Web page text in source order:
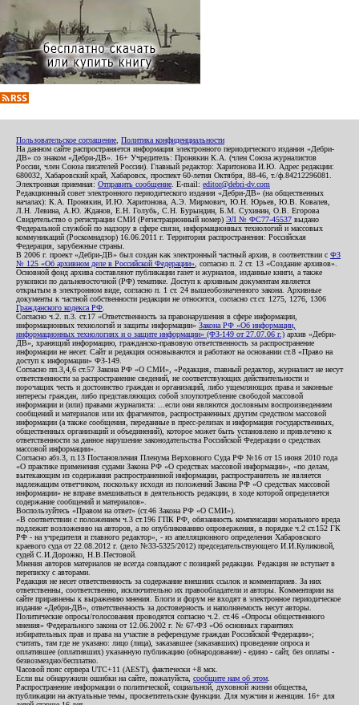
Пользовательское соглашение Политика конфиденциальности
На данном сайте распространяется информация электронного периодического издания «Дебри-
ДВ» со знаком «Дебри-ДВ». 16+ Учредитель: Пронякин К.А. (член Союза журналистов
России, член Союза писателей России). Главный редактор: Харитонова И.Ю. Адрес редакции:
680032, Хабаровский край, Хабаровск, проспект 60-летия Октября, 88-46, т./ф.84212296081.
Электронная приемная: Отправить сообщение . E-mail: editor@debri-dv.com
Редакционный совет электронного периодического издания «Дебри-ДВ» (на общественных
началах): К.А. Пронякин, И.Ю. Харитонова, А.Э. Мирмович, Ю.Н. Юрьев, Ю.В. Ковалев,
Л.Н. Левина, А.Ю. Жданов, Е.Н. Голубь, С.Н. Бурындин, Б.М. Сухинин, О.В. Егорова
Свидетельство о регистрации СМИ (Регистрационный номер) ЭЛ № ФС77-45537 выдано
Федеральной службой по надзору в сфере связи, информационных технологий и массовых
коммуникаций (Роскомнадзор) 16.06.2011 г. Территория распространения: Российская
Федерация, зарубежные страны.
В 2006 г. проект «Дебри-ДВ» был создан как электронный частный архив, в соответствии с ФЗ
№ 125 «Об архивном деле в Российской Федерации» , согласно п. 2 ст. 13 «Создание архивов».
Основной фонд архива составляют публикации газет и журналов, изданные книги, а также
рукописи по дальневосточной (РФ) тематике. Доступ к архивным документам является
открытым в электронном виде, согласно п. 1 ст. 24 вышеобозначенного закона. Архивные
документы к частной собственности редакции не относятся, согласно ст.ст. 1275, 1276, 1306
Гражданского кодекса РФ
Согласно ч.2. п.3. ст.17 «Ответственность за правонарушения в сфере информации,
информационных технологий и защиты информации» Закона РФ «Об информации,
информационных технологиях и о защите информации» (ФЗ-149 от 27.07.06 г.) архив «Дебри-
ДВ», хранящий информацию, гражданско-правовую ответственность за распространение
информации не несет. Сайт и редакция основываются и работают на основании ст.8 «Право на
доступ к информации» ФЗ-149.
Согласно пп.3,4,6 ст.57 Закона РФ «О СМИ», «Редакция, главный редактор, журналист не несут
ответственности за распространение сведений, не соответствующих действительности и
порочащих честь и достоинство граждан и организаций, либо ущемляющих права и законные
интересы граждан, либо представляющих собой злоупотребление свободой массовой
информации и (или) правами журналиста: ...если они являются дословным воспроизведением
сообщений и материалов или их фрагментов, распространенных другим средством массовой
информации (а также сообщения, переданные в пресс-релизах и информация государственных,
общественных организаций и объединений), которое может быть установлено и привлечено к
ответственности за данное нарушение законодательства Российской Федерации о средствах
массовой информации».
Согласно абз.3, п.13 Постановления Пленума Верховного Суда РФ №16 от 15 июня 2010 года
«О практике применения судами Закона РФ «О средствах массовой информации», «по делам,
вытекающим из содержания распространенной информации, распространитель не является
надлежащим ответчиком, поскольку исходя из положений Закона РФ «О средствах массовой
информации» не вправе вмешиваться в деятельность редакции, в ходе которой определяется
содержание сообщений и материалов».
Воспользуйтесь «Правом на ответ» (ст.46 Закона РФ «О СМИ»).
«В соответствии с положением ч.3 ст.196 ГПК РФ, обязанность компенсации морального вреда
подлежит возложению на авторов, а по опубликованию опровержения, в порядке ч.2 ст.152 ГК
РФ - на учредителя и главного редактор», - из апелляционного определения Хабаровского
краевого суда от 22.08.2012 г. (дело №33-5325/2012) председательствующего И.И.Куликовой,
судей С.И.Дорожко, Н.В.Пестовой.
Мнения авторов материалов не всегда совпадают с позицией редакции. Редакция не вступает в
переписку с авторами.
Редакция не несет ответственность за содержание внешних ссылок и комментариев. За них
ответственны, соответственно, исключительно их правообладатели и авторы. Комментарии на
сайте приравнены к выражению мнения. Блоги и форум не входят в электронное периодическое
издание «Дебри-ДВ», ответственность за достоверность и наполняемость несут авторы.
Политические опросы/голосования проводятся согласно ч.2. ст.46 «Опросы общественного
мнения» Федерального закона от 12.06.2002 г. № 67-ФЗ «Об основных гарантиях
избирательных прав и права на участие в референдуме граждан Российской Федерации»;
считать, там где не указано: лицо (лица), заказавшее (заказавших) проведение опроса и
оплатившее (оплативших) указанную публикацию (обнародование) - едино - сайт, без оплаты -
безвозмездно/бесплатно.
Часовой пояс сервера UTC+11 (AEST), фактически +8 мск.
Если вы обнаружили ошибки на сайте, пожалуйста, сообщите нам об этом
Распространение информации о политической, социальной, духовной жизни общества,
публикации на актуальные темы, просветительские функции. Для мужчин и женщин. 16+ для